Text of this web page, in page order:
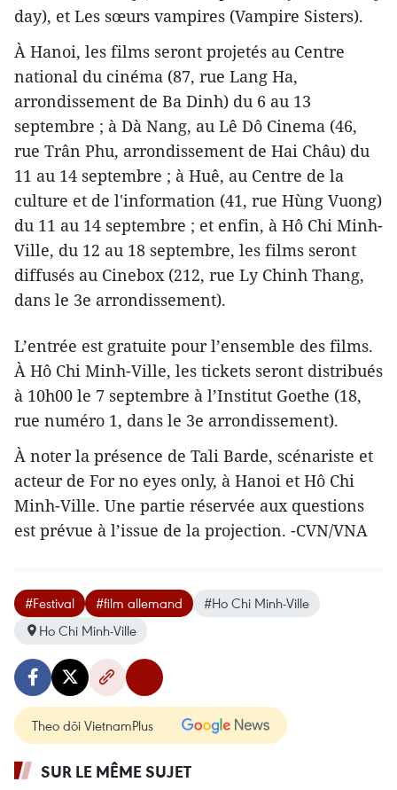
day), et Les sœurs vampires (Vampire Sisters).
À Hanoi, les films seront projetés au Centre
national du cinéma (87, rue Lang Ha,
arrondissement de Ba Dinh) du 6 au 13
septembre ; à Dà Nang, au Lê Dô Cinema (46,
rue Trân Phu, arrondissement de Hai Châu) du
11 au 14 septembre ; à Huê, au Centre de la
culture et de l'information (41, rue Hùng Vuong)
du 11 au 14 septembre ; et enfin, à Hô Chi Minh-
Ville, du 12 au 18 septembre, les films seront
diffusés au Cinebox (212, rue Ly Chinh Thang,
dans le 3e arrondissement).
L’entrée est gratuite pour l’ensemble des films.
À Hô Chi Minh-Ville, les tickets seront distribués
à 10h00 le 7 septembre à l’Institut Goethe (18,
rue numéro 1, dans le 3e arrondissement).
À noter la présence de Tali Barde, scénariste et
acteur de For no eyes only, à Hanoi et Hô Chi
Minh-Ville. Une partie réservée aux questions
est prévue à l’issue de la projection. -CVN/VNA
#Festival #film allemand
#Ho Chi Minh-Ville
Ho Chi Minh-Ville
Theo dõi VietnamPlus
SUR LE MÊME SUJET